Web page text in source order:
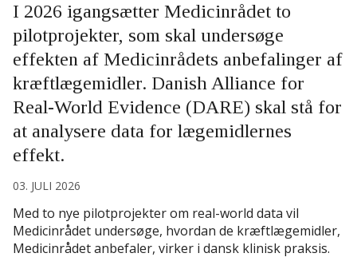
I 2026 igangsætter Medicinrådet to
pilotprojekter, som skal undersøge
effekten af Medicinrådets anbefalinger af
kræftlægemidler. Danish Alliance for
Real-World Evidence (DARE) skal stå for
at analysere data for lægemidlernes
effekt.
03. JULI 2026
Med to nye pilotprojekter om real-world data vil
Medicinrådet undersøge, hvordan de kræftlægemidler,
Medicinrådet anbefaler, virker i dansk klinisk praksis.